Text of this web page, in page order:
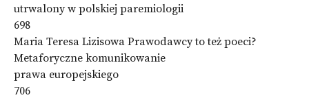
utrwalony w polskiej paremiologii
698
Maria Teresa Lizisowa Prawodawcy to też poeci?
Metaforyczne komunikowanie
prawa europejskiego
706